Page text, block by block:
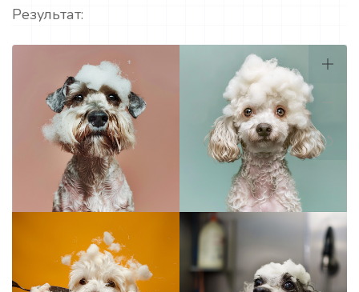
Результат: